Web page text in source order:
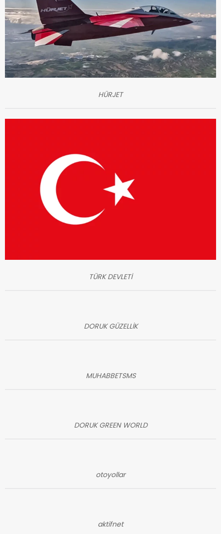
HÜRJET
TÜRK DEVLETİ
DORUK GÜZELLİK
MUHABBETSMS
DORUK GREEN WORLD
otoyollar
aktifnet